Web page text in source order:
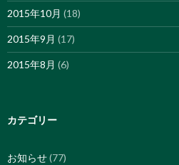
2015年10月 (18)
2015年9月 (17)
2015年8月 (6)
カテゴリー
お知らせ(77)